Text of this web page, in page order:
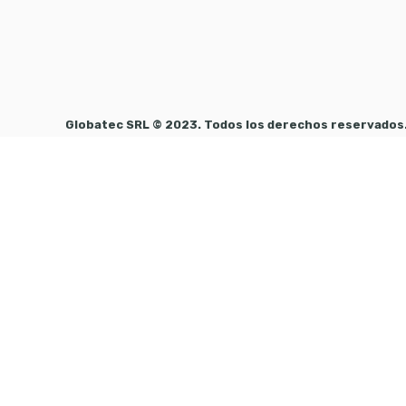
Globatec SRL © 2023. Todos los derechos